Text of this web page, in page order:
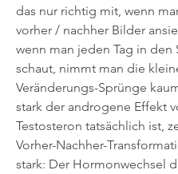
das nur richtig mit, wenn
vorher / nachher Bilder
wenn man jeden Tag in den
schaut, nimmt man die
Veränderungs-Sprünge
stark der androgene Effekt
Testosteron tatsächlich ist,
Vorher-Nachher-
stark: Der Hormonwechsel